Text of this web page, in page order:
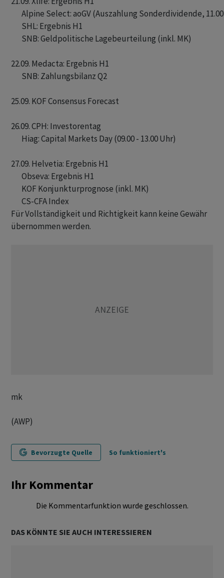
Alpine Select: aoGV (Auszahlung Sonderdividende,
       SHL: Ergebnis H1
       SNB: Geldpolitische Lagebeurteilung (inkl. MK)
22.09. Medacta: Ergebnis H1
       SNB: Zahlungsbilanz Q2
25.09. KOF Consensus Forecast
26.09. CPH: Investorentag
       Hiag: Capital Markets Day (09.00 - 13.00 Uhr)
27.09. Helvetia: Ergebnis H1
       Obseva: Ergebnis H1
       KOF Konjunkturprognose (inkl. MK)
Für Vollständigkeit und Richtigkeit kann keine Gewähr
übernommen werden.
mk
(AWP)
Bevorzugte Quelle So funktioniert's
Ihr Kommentar
Die Kommentarfunktion wurde geschlossen.
DAS KÖNNTE SIE AUCH INTERESSIEREN